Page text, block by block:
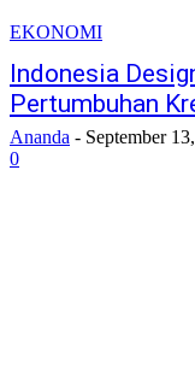
EKONOMI
Indonesia
Pertumbuhan
Ananda - September
0